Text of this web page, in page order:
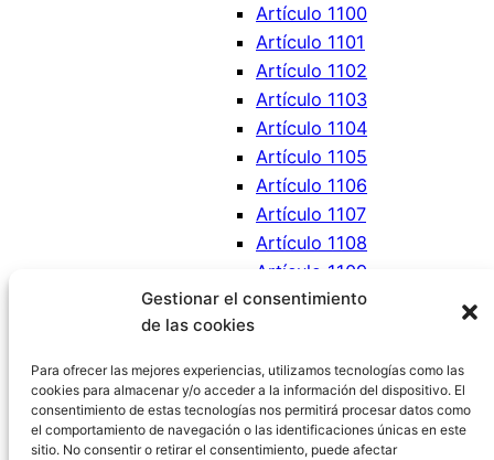
Gestionar el consentimiento
de las cookies
Para ofrecer las mejores experiencias, utilizamos tecnologías como las
cookies para almacenar y/o acceder a la información del dispositivo. El
consentimiento de estas tecnologías nos permitirá procesar datos como
el comportamiento de navegación o las identificaciones únicas en este
sitio. No consentir o retirar el consentimiento, puede afectar
Artículo 1100
Artículo 1101
Artículo 1102
Artículo 1103
Artículo 1104
Artículo 1105
Artículo 1106
Artículo 1107
Artículo 1108
Artículo 1109
Artículo 1110